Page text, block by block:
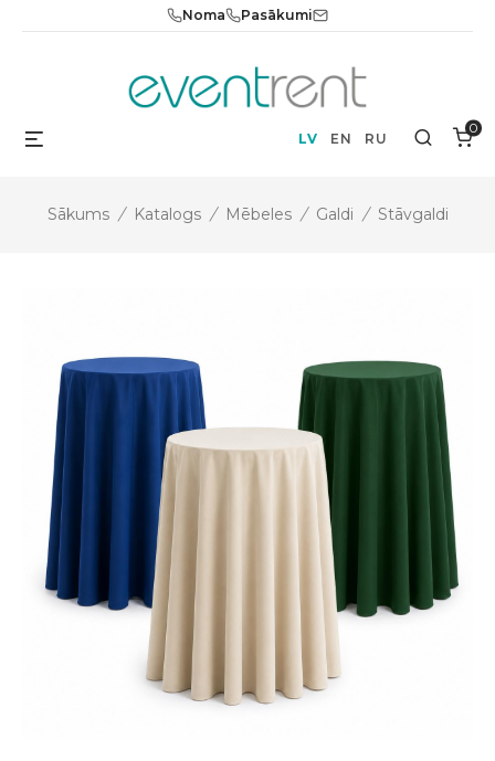
Noma Pasākumi
LV EN RU Search
0
Sākums / Katalogs / Mēbeles / Galdi / Stāvgaldi